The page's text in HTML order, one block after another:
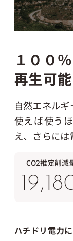
アライに
サービス
イベント
プレスル
お問い合
１００％
再生可
自然エネルギ
使えば使う
え、
さらには
CO2推定削減
ハチドリ電力